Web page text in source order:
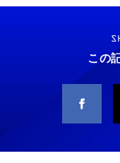
耐久
ノイ
￥
タイ
睡眠
￥
霊界
￥
ト）
この